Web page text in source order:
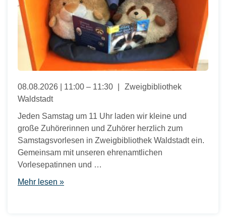
08.08.2026 | 11:00 – 11:30
Zweigbibliothek
Waldstadt
Jeden Samstag um 11 Uhr laden wir kleine und
große Zuhörerinnen und Zuhörer herzlich zum
Samstagsvorlesen in Zweigbibliothek Waldstadt ein.
Gemeinsam mit unseren ehrenamtlichen
Vorlesepatinnen und …
Mehr lesen »